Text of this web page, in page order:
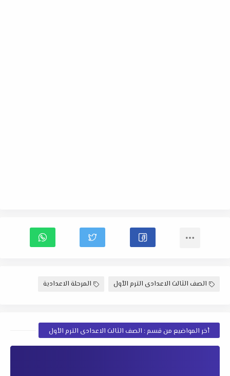
الصف الثالث الاعدادى الترم الأول المرحلة الاعدادية
أخر المواضيع من قسم : الصف الثالث الاعدادى الترم الأول